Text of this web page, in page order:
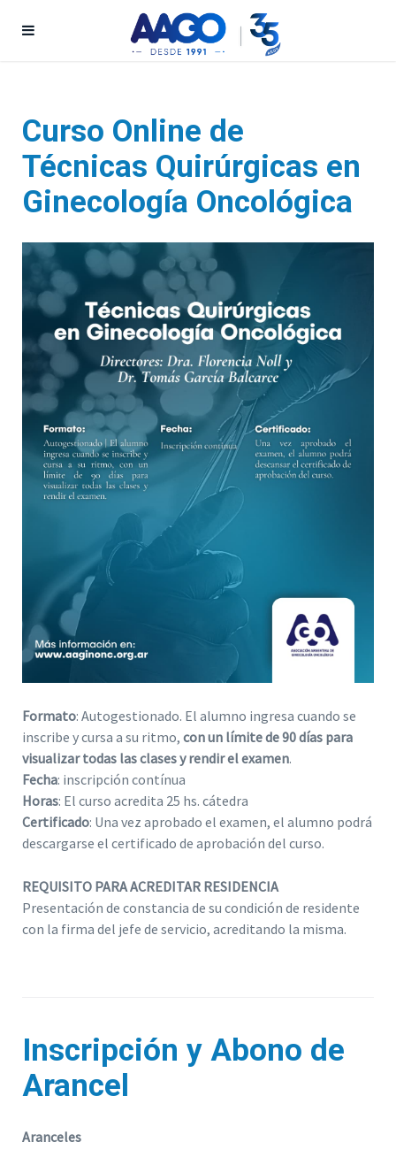
Curso Online de
Técnicas Quirúrgicas en
Ginecología Oncológica
Formato: Autogestionado. El alumno ingresa cuando se
inscribe y cursa a su ritmo, con un límite de 90 días para
visualizar todas las clases y rendir el examen.
Fecha: inscripción contínua
Horas: El curso acredita 25 hs. cátedra
Certificado: Una vez aprobado el examen, el alumno podrá
descargarse el certificado de aprobación del curso.
REQUISITO PARA ACREDITAR RESIDENCIA
Presentación de constancia de su condición de residente
con la firma del jefe de servicio, acreditando la misma.
Inscripción y Abono de
Arancel
Aranceles